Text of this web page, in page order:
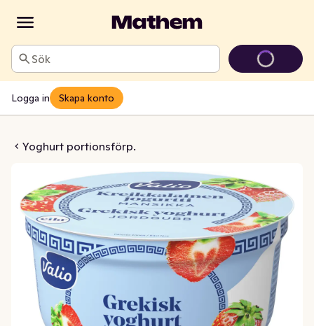
Sök
Logga in Skapa konto
Yoghurt portionsförp.
Jordgubb Laktosfri